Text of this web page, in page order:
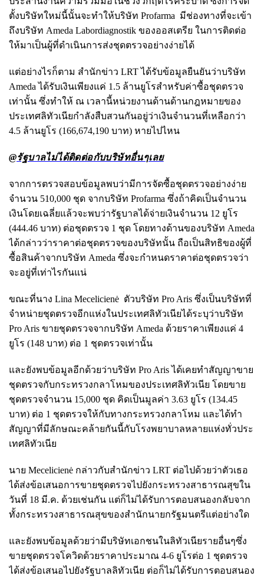
ตั้งบริษัทใหม่นี้นั้นจะทำให้บริษัท Profarma มีช่องทางที่จะเข้า
ถึงบริษัท Ameda Labordiagnostik ของออสเตรีย ในการติดต่อ
ให้มาเป็นผู้ที่ดำเนินการส่งชุดตรวจอย่างง่ายได้
แต่อย่างไรก็ตาม สำนักข่าว LRT ได้รับข้อมูลยืนยันว่าบริษัท
Ameda ได้รับเงินเพียงแค่ 1.5 ล้านยูโรสำหรับค่าซื้อชุดตรวจ
เท่านั้น ซึ่งทำให้ ณ เวลานี้หน่วยงานด้านด้านกฎหมายของ
ประเทศลิทัวเนียกำลังสืบสวนกันอยู่ว่าเงินจำนวนที่เหลือกว่า
4.5 ล้านยูโร (166,674,190 บาท) หายไปไหน
@รัฐบาลไม่ได้ติดต่อกับบริษัทอื่นๆเลย
จากการตรวจสอบข้อมูลพบว่ามีการจัดซื้อชุดตรวจอย่างง่าย
จำนวน 510,000 ชุด จากบริษัท Profarma ซึ่งถ้าคิดเป็นจำนวน
เงินโดยเฉลี่ยแล้วจะพบว่ารัฐบาลได้จ่ายเงินจำนวน 12 ยูโร
(444.46 บาท) ต่อชุดตรวจ 1 ชุด โดยทางด้านของบริษัท Ameda
ได้กล่าวว่าราคาต่อชุดตรวจของบริษัทนั้น ถือเป็นสิทธิของผู้ที่
ซื้อสินค้าจากบริษัท Ameda ซึ่งจะกำหนดราคาต่อชุดตรวจว่า
จะอยู่ที่เท่าไรกันแน่
ขณะที่นาง Lina Mecelicienė ตัวบริษัท Pro Aris ซึ่งเป็นบริษัทที่
จำหน่ายชุดตรวจอีกแห่งในประเทศลิทัวเนียได้ระบุว่าบริษัท
Pro Aris ขายชุดตรวจจากบริษัท Ameda ด้วยราคาเพียงแค่ 4
ยูโร (148 บาท) ต่อ 1 ชุดตรวจเท่านั้น
และยังพบข้อมูลอีกด้วยว่าบริษัท Pro Aris ได้เคยทำสัญญาขาย
ชุดตรวจกับกระทรวงกลาโหมของประเทศลิทัวเนีย โดยขาย
ชุดตรวจจำนวน 15,000 ชุด คิดเป็นมูลค่า 3.63 ยูโร (134.45
บาท) ต่อ 1 ชุดตรวจให้กับทางกระทรวงกลาโหม และได้ทำ
สัญญาที่มีลักษณะคล้ายกันนี้กับโรงพยาบาลหลายแห่งทั่วประ
เทศลิทัวเนีย
นาย Mecelicienė กล่าวกับสำนักข่าว LRT ต่อไปด้วยว่าตัวเธอ
ได้ส่งข้อเสนอการขายชุดตรวจไปยังกระทรวงสาธารณสุขใน
วันที่ 18 มี.ค. ด้วยเช่นกัน แต่ก็ไม่ได้รับการตอบสนองกลับจาก
ทั้งกระทรวงสาธารณสุขของสำนักนายกรัฐมนตรีแต่อย่างใด
และยังพบข้อมูลด้วยว่ามีบริษัทเอกชนในลิทัวเนียรายอื่นๆซึ่ง
ขายชุดตรวจโควิดด้วยราคาประมาณ 4-6 ยูโรต่อ 1 ชุดตรวจ
ได้ส่งข้อเสนอไปยังรัฐบาลลิทัวเนีย ต่อก็ไม่ได้รับการตอบสนอง